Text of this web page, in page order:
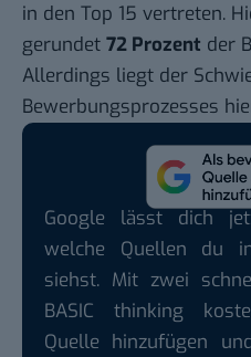
in den Top 15 vertreten.
gerundet 72 Prozent der
Allerdings liegt der
Bewerbungsprozesses
Google lässt dich
welche Quellen du
siehst. Mit zwei
BASIC thinking
Quelle hinzufügen